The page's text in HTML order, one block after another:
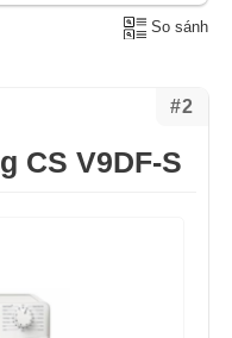
So sánh
#2
CS V9DF-S